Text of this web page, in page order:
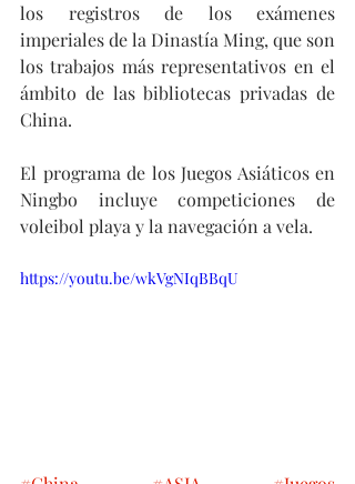
los registros de los exámenes
imperiales de la Dinastía Ming, que son
los trabajos más representativos en el
ámbito de las bibliotecas privadas de
China.
El programa de los Juegos Asiáticos en
Ningbo incluye competiciones de
voleibol playa y la navegación a vela.
https://youtu.be/wkVgNIqBBqU